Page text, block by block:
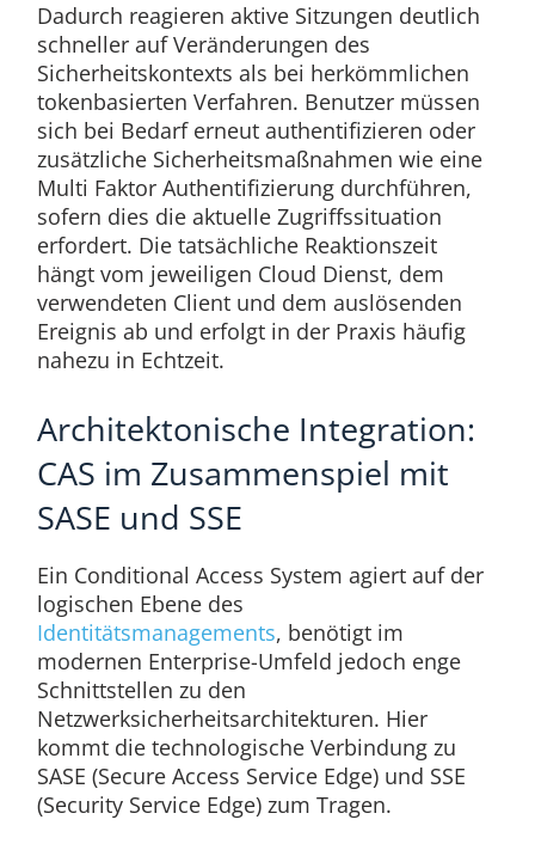
Dadurch reagieren aktive Sitzungen deutlich
schneller auf Veränderungen des
Sicherheitskontexts als bei herkömmlichen
tokenbasierten Verfahren. Benutzer müssen
sich bei Bedarf erneut authentifizieren oder
zusätzliche Sicherheitsmaßnahmen wie eine
Multi Faktor Authentifizierung durchführen,
sofern dies die aktuelle Zugriffssituation
erfordert. Die tatsächliche Reaktionszeit
hängt vom jeweiligen Cloud Dienst, dem
verwendeten Client und dem auslösenden
Ereignis ab und erfolgt in der Praxis häufig
nahezu in Echtzeit.
Architektonische Integration:
CAS im Zusammenspiel mit
SASE und SSE
Ein Conditional Access System agiert auf der
logischen Ebene des
Identitätsmanagements, benötigt im
modernen Enterprise-Umfeld jedoch enge
Schnittstellen zu den
Netzwerksicherheitsarchitekturen. Hier
kommt die technologische Verbindung zu
SASE (Secure Access Service Edge) und SSE
(Security Service Edge) zum Tragen.